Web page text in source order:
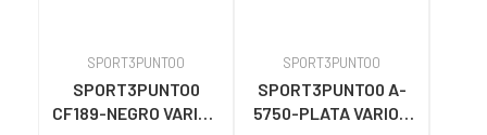
SPORT3PUNTO0
SPORT3PUNTO0
CF189-NEGRO VARIOS
SPORT3PUNTO0
SPORT3PUNTO0 A-
5750-PLATA VARIOS